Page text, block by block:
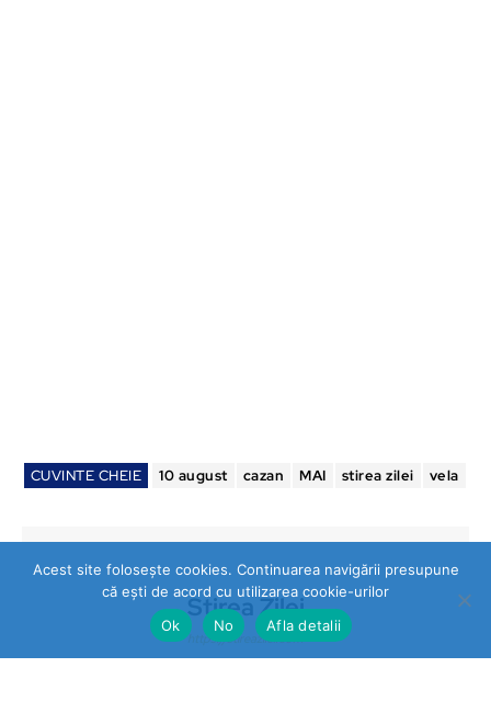
CUVINTE CHEIE 10 august cazan MAI stirea zilei vela
Stirea Zilei
https://stireazilei.com
Acest site folosește cookies. Continuarea navigării presupune
că ești de acord cu utilizarea cookie-urilor
Ok
No Afla detalii